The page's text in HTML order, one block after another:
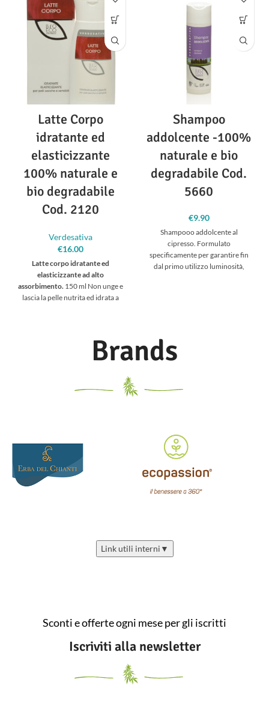
Gli estratti vegetali di a
calendula, camomilla, pantenolo,
aloe e amido di riso rendono
questo prodotto un ottimo
coadiuvante nel trattamento degli
arrossamenti da pannolino,
svolgendo un’azione lenitiva,
rinfrescante e decongestionante.
hanno invece un effetto
antimicotico ed antibatterico
necessario per le zone intime,
soprattutto in presenza del
pannolino.
Privodi parabeni, profumi,
coloranti o altre sostanze
senza alterare la naturale barriera
Cod. 5690
Dispenser da 250ml
Latte Corpo
idratante ed
elasticizzante
100% naturale e
bio degradabile
Cod. 2120
Verdesativa
€16.00
Latte corpo idratante ed
elasticizzante ad alto
assorbimento. 150 ml Non unge e
lascia la pelle nutrita ed idrata a
Shampoo
addolcente -100%
naturale e bio
degradabile Cod.
5660
€9.90
Shampooo addolcente al
cipresso. Formulato
specificamente per garantire fin
dal primo utilizzo luminosità,
Brands
Link utili interni ▼
Sconti e offerte ogni mese per gli iscritti
Iscriviti alla newsletter